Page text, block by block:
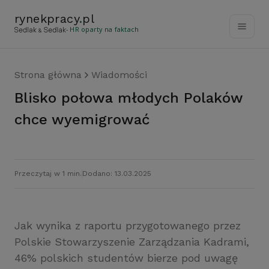
rynekpracy.pl
- HR oparty na faktach
Strona główna Wiadomości
Blisko połowa młodych Polaków
chce wyemigrować
Przeczytaj w 1 min. Dodano: 13.03.2025
Jak wynika z raportu przygotowanego przez
Polskie Stowarzyszenie Zarządzania Kadrami,
46% polskich studentów bierze pod uwagę